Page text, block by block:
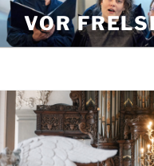
Videre
til
indhold
VOR